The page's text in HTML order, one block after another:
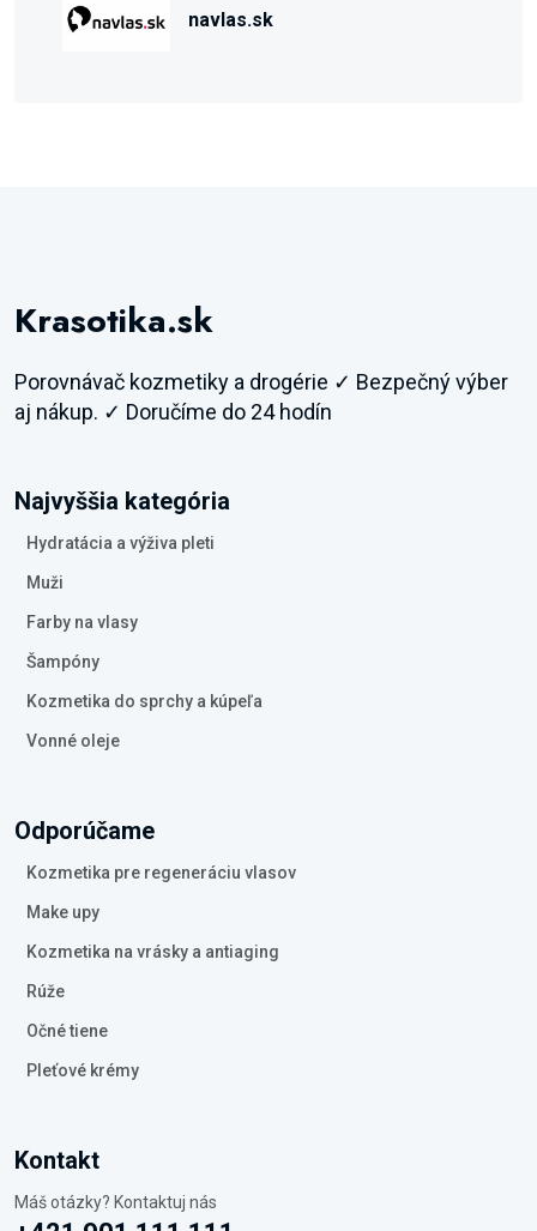
navlas.sk
Krasotika.sk
Porovnávač kozmetiky a drogérie ✓ Bezpečný výber
aj nákup. ✓ Doručíme do 24 hodín
Najvyššia kategória
Hydratácia a výživa pleti
Muži
Farby na vlasy
Šampóny
Kozmetika do sprchy a kúpeľa
Vonné oleje
Odporúčame
Kozmetika pre regeneráciu vlasov
Make upy
Kozmetika na vrásky a antiaging
Rúže
Očné tiene
Pleťové krémy
Kontakt
Máš otázky? Kontaktuj nás